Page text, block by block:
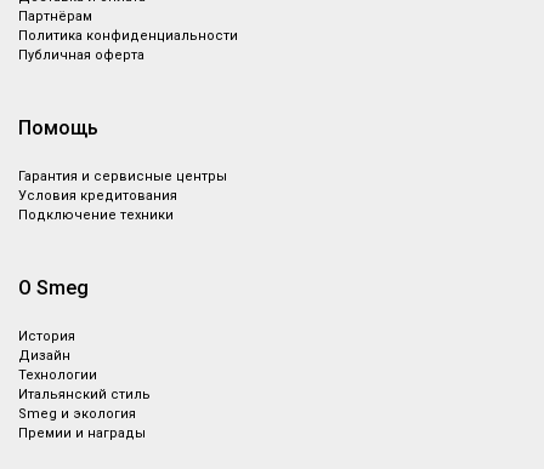
Партнёрам
Политика конфиденциальности
Публичная оферта
Помощь
Гарантия и сервисные центры
Условия кредитования
Подключение техники
О Smeg
История
Дизайн
Технологии
Итальянский стиль
Smeg и экология
Премии и награды